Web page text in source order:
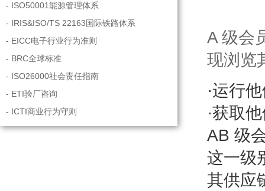
A 级会
现浏览
·运行
·获取
AB 级
这一级
其供应
- ISO50001能源管理体系
- IRIS&ISO/TS 22163国际铁路体系
- EICC电子行业行为准则
- BRC全球标准
- ISO26000社会责任指南
- ETI验厂咨询
- ICTI商业行为守则